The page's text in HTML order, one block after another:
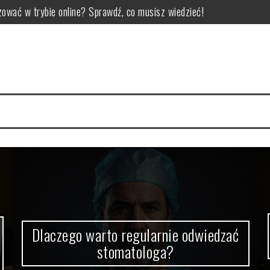
w trybie online? Sprawdź, co musisz wiedzieć!
uniknąć pułapek
warto zainwestować w ochronę lakieru?
kluczowe aspekty i porady ekspertów
Dlaczego warto regularnie odwiedzać
stomatologa?